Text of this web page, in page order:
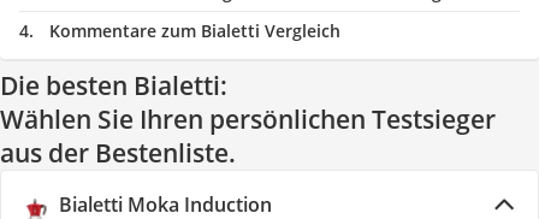
Kommentare zum Bialetti Vergleich
Die besten Bialetti:
Wählen Sie Ihren persönlichen Testsieger
aus der Bestenliste.
Bialetti Moka Induction